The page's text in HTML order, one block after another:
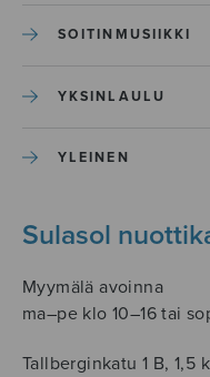
SOITINMUSIIKKI
YKSINLAULU
YLEINEN
Sulasol
Myymälä avoinna
ma–pe klo 10–16 tai
Tallberginkatu 1 B, 1,5